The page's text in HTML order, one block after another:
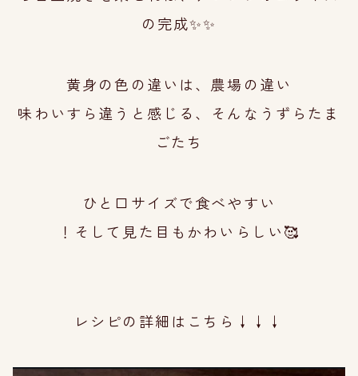
の完成✨✨
黄身の色の違いは、農場の違い
味わいすら違うと感じる、そんなうずらたま
ごたち
ひと口サイズで食べやすい
！そして見た目も かわいらしい🥰
レシピの詳細は こちら↓↓↓